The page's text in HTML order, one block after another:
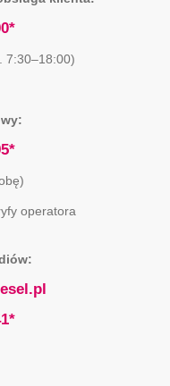
7:30–18:00)
operatora